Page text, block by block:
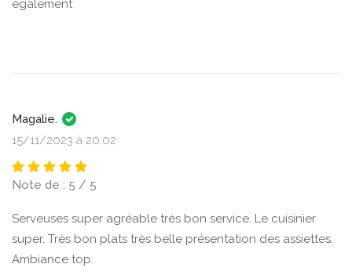
également
Magalie.
15/11/2023 à 20:02
Note de : 5 / 5
Serveuses super agréable très bon service. Le cuisinier
super. Très bon plats très belle présentation des assiettes.
Ambiance top.